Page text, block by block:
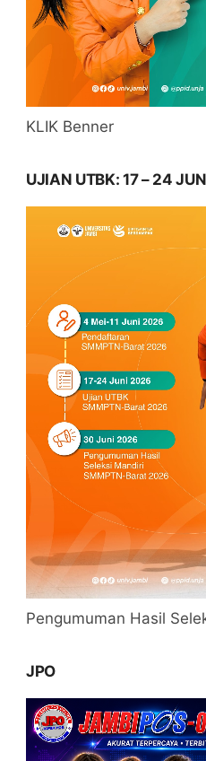
KLIK Benner
UJIAN UTBK: 17 – 24
Pengumuman Hasil
JPO